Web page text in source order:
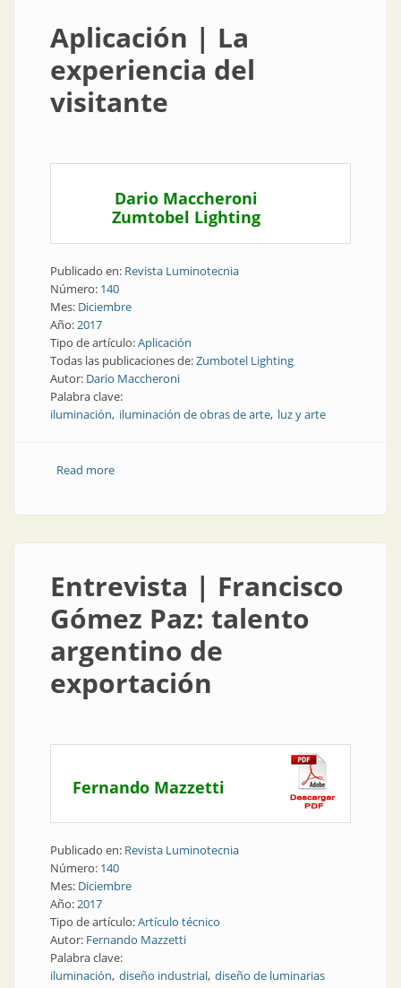
Aplicación | La
experiencia del
visitante
Dario Maccheroni
Zumtobel Lighting
Publicado en: Revista Luminotecnia
Número: 140
Mes: Diciembre
Año:2017
Tipo de artículo:Aplicación
Todas las publicaciones de:Zumbotel Lighting
Autor: Dario Maccheroni
Palabra clave:
iluminación iluminación de obras de arte luz y arte
Read moreabout Aplicación | La experiencia del visitante
Entrevista | Francisco
Gómez Paz: talento
argentino de
exportación
Fernando Mazzetti
Publicado en: Revista Luminotecnia
Número: 140
Mes: Diciembre
Año:2017
Tipo de artículo:Artículo técnico
Autor: Fernando Mazzetti
Palabra clave:
iluminación diseño industrial diseño de luminarias